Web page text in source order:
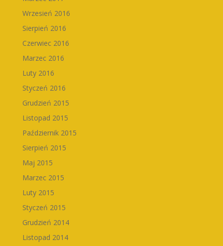
Wrzesień 2016
Sierpień 2016
Czerwiec 2016
Marzec 2016
Luty 2016
Styczeń 2016
Grudzień 2015
Listopad 2015
Październik 2015
Sierpień 2015
Maj 2015
Marzec 2015
Luty 2015
Styczeń 2015
Grudzień 2014
Listopad 2014